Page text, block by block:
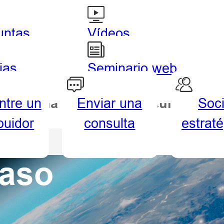
Agricultura
Vídeos
tutoriales
Seminario web
un
Enviar una
consulta